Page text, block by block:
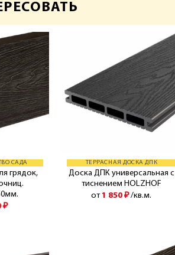
САДА
грядок,
₽
ТЕРРАСНАЯ ДОСКА ДПК
Доска ДПК универсальная с
тиснением HOLZHOF
от 1 850₽ /кв.м.